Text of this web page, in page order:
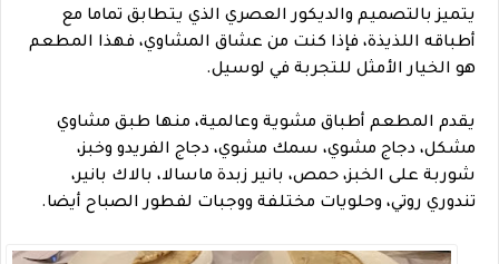
يتميز بالتصميم والديكور العصري الذي يتطابق تماما مع
أطباقه اللذيذة، فإذا كنت من عشاق المشاوي، فهذا المطعم
هو الخيار الأمثل للتجربة في لوسيل.
يقدم المطعم أطباق مشوية وعالمية، منها طبق مشاوي
مشكل، دجاج مشوي، سمك مشوي، دجاج الفريدو وخبز،
شوربة على الخبز، حمص، بانير زبدة ماسالا، بالاك بانير،
تندوري روتي، وحلويات مختلفة ووجبات لفطور الصباح أيضا.